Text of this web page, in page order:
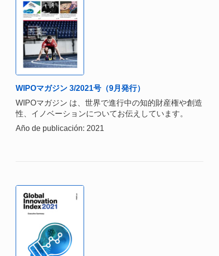
WIPOマガジン 3/2021号（9月発行）
WIPOマガジン は、世界で進行中の知的財産権や創造
性、イノベーションについてお伝えしています。
Año de publicación: 2021